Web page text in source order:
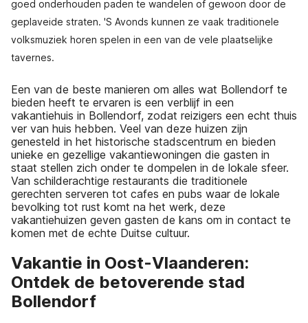
goed onderhouden paden te wandelen of gewoon door de
geplaveide straten. 'S Avonds kunnen ze vaak traditionele
volksmuziek horen spelen in een van de vele plaatselijke
tavernes.
Een van de beste manieren om alles wat Bollendorf te
bieden heeft te ervaren is een verblijf in een
vakantiehuis in Bollendorf, zodat reizigers een echt thuis
ver van huis hebben. Veel van deze huizen zijn
genesteld in het historische stadscentrum en bieden
unieke en gezellige vakantiewoningen die gasten in
staat stellen zich onder te dompelen in de lokale sfeer.
Van schilderachtige restaurants die traditionele
gerechten serveren tot cafes en pubs waar de lokale
bevolking tot rust komt na het werk, deze
vakantiehuizen geven gasten de kans om in contact te
komen met de echte Duitse cultuur.
Vakantie in Oost-Vlaanderen:
Ontdek de betoverende stad
Bollendorf